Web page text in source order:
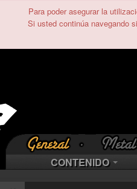
Para poder asegurar la
Si usted continúa navegando
CONTENIDO